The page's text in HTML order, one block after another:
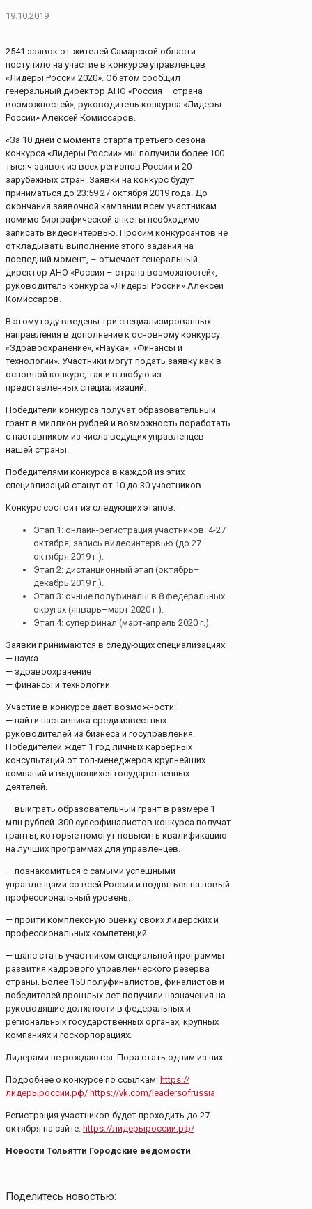
19.10.2019
2541 заявок от жителей Самарской области
поступило на участие в конкурсе управленцев
«Лидеры России 2020». Об этом сообщил
генеральный директор АНО «Россия – страна
возможностей», руководитель конкурса «Лидеры
России» Алексей Комиссаров.
«За 10 дней с момента старта третьего сезона
конкурса «Лидеры России» мы получили более 100
тысяч заявок из всех регионов России и 20
зарубежных стран. Заявки на конкурс будут
приниматься до 23:59 27 октября 2019 года. До
окончания заявочной кампании всем участникам
помимо биографической анкеты необходимо
записать видеоинтервью. Просим конкурсантов не
откладывать выполнение этого задания на
последний момент, – отмечает генеральный
директор АНО «Россия – страна возможностей»,
руководитель конкурса «Лидеры России» Алексей
Комиссаров.
В этому году введены три специализированных
направления в дополнение к основному конкурсу:
«Здравоохранение», «Наука», «Финансы и
технологии». Участники могут подать заявку как в
основной конкурс, так и в любую из
представленных специализаций.
Победители конкурса получат образовательный
грант в миллион рублей и возможность поработать
с наставником из числа ведущих управленцев
нашей страны.
Победителями конкурса в каждой из этих
специализаций станут от 10 до 30 участников.
Конкурс состоит из следующих этапов:
Этап 1: онлайн-регистрация участников: 4-27
октября; запись видеоинтервью (до 27
октября 2019 г.).
Этап 2: дистанционный этап (октябрь–
декабрь 2019 г.).
Этап 3: очные полуфиналы в 8 федеральных
округах (январь–март 2020 г.).
Этап 4: суперфинал (март-апрель 2020 г.).
Заявки принимаются в следующих специализациях:
— наука
— здравоохранение
— финансы и технологии
Участие в конкурсе дает возможности:
— найти наставника среди известных
руководителей из бизнеса и госуправления.
Победителей ждет 1 год личных карьерных
консультаций от топ-менеджеров крупнейших
компаний и выдающихся государственных
деятелей.
— выиграть образовательный грант в размере 1
млн рублей. 300 суперфиналистов конкурса получат
гранты, которые помогут повысить квалификацию
на лучших программах для управленцев.
— познакомиться с самыми успешными
управленцами со всей России и подняться на новый
профессиональный уровень.
— пройти комплексную оценку своих лидерских и
профессиональных компетенций
— шанс стать участником специальной программы
развития кадрового управленческого резерва
страны. Более 150 полуфиналистов, финалистов и
победителей прошлых лет получили назначения на
руководящие должности в федеральных и
региональных государственных органах, крупных
компаниях и госкорпорациях.
Лидерами не рождаются. Пора стать одним из них.
Подробнее о конкурсе по ссылкам: https://
лидерыроссии.рф/ https://vk.com/leadersofrussia
Регистрация участников будет проходить до 27
октября на сайте: https://лидерыроссии.рф/
Новости Тольятти Городские ведомости
Поделитесь новостью: